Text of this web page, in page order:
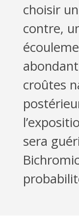
choisir
contre,
croûtes
sera